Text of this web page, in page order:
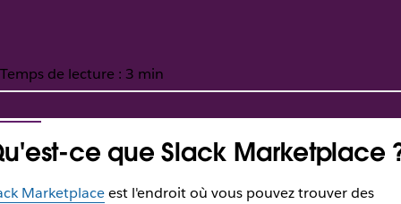
de Slack
Temps de lecture : 3 min
ce que Slack Marketplace
Marketplaceest l'endroit où vous pouvez trouver des